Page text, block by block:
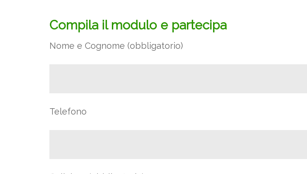
Compila il modulo e partecipa
Nome e Cognome (obbligatorio)
Telefono